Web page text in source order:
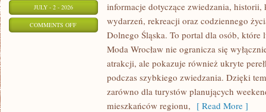
JULY - 2 - 2026
COMMENTS OFFON
informacje dotyczące zwiedzania,
wydarzeń, rekreacji oraz codziennego
Dolnego Śląska. To portal dla osób,
Moda Wrocław nie ogranicza się
atrakcji, ale pokazuje również ukryte
podczas szybkiego zwiedzania. Dzięki
zarówno dla turystów planujących
mieszkańców regionu, [ Read More ]